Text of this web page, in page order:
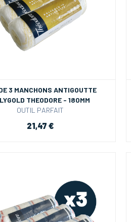
3 MANCHONS ANTIGOUTTE
THEODORE - 180MM
OUTIL PARFAIT
21,47 €